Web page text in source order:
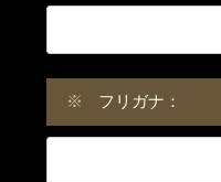
※ フリガナ：